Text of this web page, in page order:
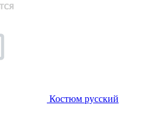
Костюм русский